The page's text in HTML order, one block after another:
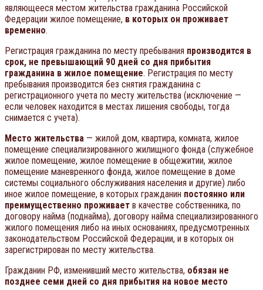
являющееся местом жительства гражданина Российской
Федерации жилое помещение, в которых он проживает
временно.
Регистрация гражданина по месту пребывания производится в
срок, не превышающий 90 дней со дня прибытия
гражданина в жилое помещение. Регистрация по месту
пребывания производится без снятия гражданина с
регистрационного учета по месту жительства (исключение —
если человек находится в местах лишения свободы, тогда
снимается с учета).
Место жительства — жилой дом, квартира, комната, жилое
помещение специализированного жилищного фонда (служебное
жилое помещение, жилое помещение в общежитии, жилое
помещение маневренного фонда, жилое помещение в доме
системы социального обслуживания населения и другие) либо
иное жилое помещение, в которых гражданин постоянно или
преимущественно проживает в качестве собственника, по
договору найма (поднайма), договору найма специализированного
жилого помещения либо на иных основаниях, предусмотренных
законодательством Российской Федерации, и в которых он
зарегистрирован по месту жительства.
Гражданин РФ, изменивший место жительства, обязан не
позднее семи дней со дня прибытия на новое место